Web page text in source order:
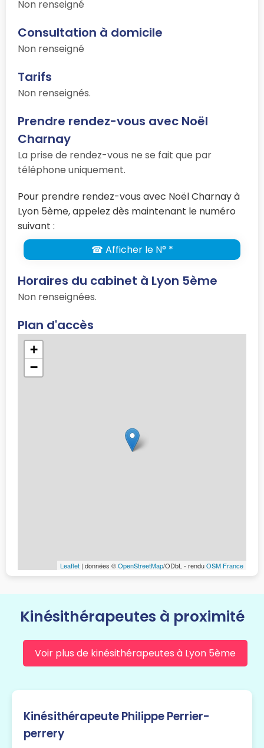
Non renseigné
Consultation à domicile
Non renseigné
Tarifs
Non renseignés.
Prendre rendez-vous avec Noël
Charnay
La prise de rendez-vous ne se fait que par
téléphone uniquement.
Pour prendre rendez-vous avec Noël Charnay à
Lyon 5ème, appelez dès maintenant le numéro
suivant :
☎ Afficher le N° *
Horaires du cabinet à Lyon 5ème
Non renseignées.
Plan d'accès
+
−
Leaflet | données ©OpenStreetMap/ODbL - renduOSM France
Kinésithérapeutes à proximité
Voir plus de kinésithérapeutes à Lyon 5ème
Kinésithérapeute Philippe Perrier-
perrery